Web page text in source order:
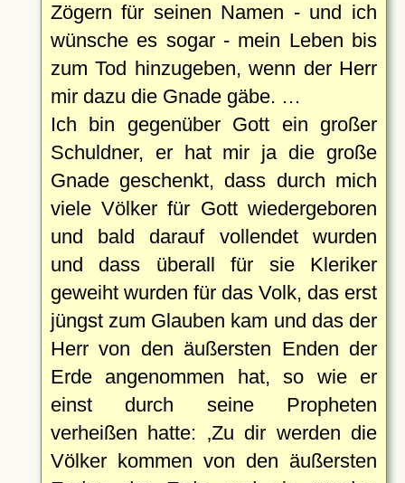
Zögern für seinen Namen - und ich
wünsche es sogar - mein Leben bis
zum Tod hinzugeben, wenn der Herr
mir dazu die Gnade gäbe. …
Ich bin gegenüber Gott ein großer
Schuldner, er hat mir ja die große
Gnade geschenkt, dass durch mich
viele Völker für Gott wiedergeboren
und bald darauf vollendet wurden
und dass überall für sie Kleriker
geweiht wurden für das Volk, das erst
jüngst zum Glauben kam und das der
Herr von den äußersten Enden der
Erde angenommen hat, so wie er
einst durch seine Propheten
verheißen hatte:
Zu dir werden die
Völker kommen von den äußersten